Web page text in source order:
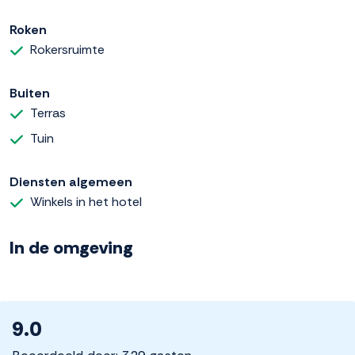
Roken
Rokersruimte
Buiten
Terras
Tuin
Diensten algemeen
Winkels in het hotel
In de omgeving
9.0